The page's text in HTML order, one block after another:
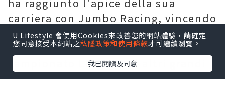
carriera con Jumbo Racing, vincendo
tre campionati Vuelta a España, un
campionato Giro d'Italia, un
campionato LBL e tanti altri grandi
successi.
U Lifestyle 會使用Cookies來改善您的網站體驗，請確定
您同意接受本網站之私隱政策和使用條款才可繼續瀏覽。
我已閱讀及同意